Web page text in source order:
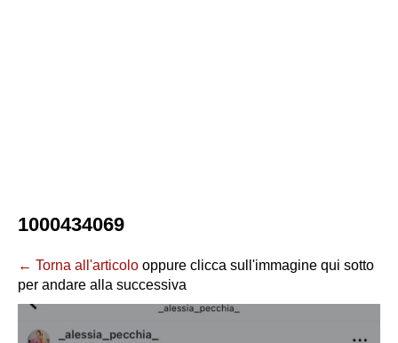
1000434069
← Torna all'articolo oppure clicca sull'immagine qui sotto
per andare alla successiva